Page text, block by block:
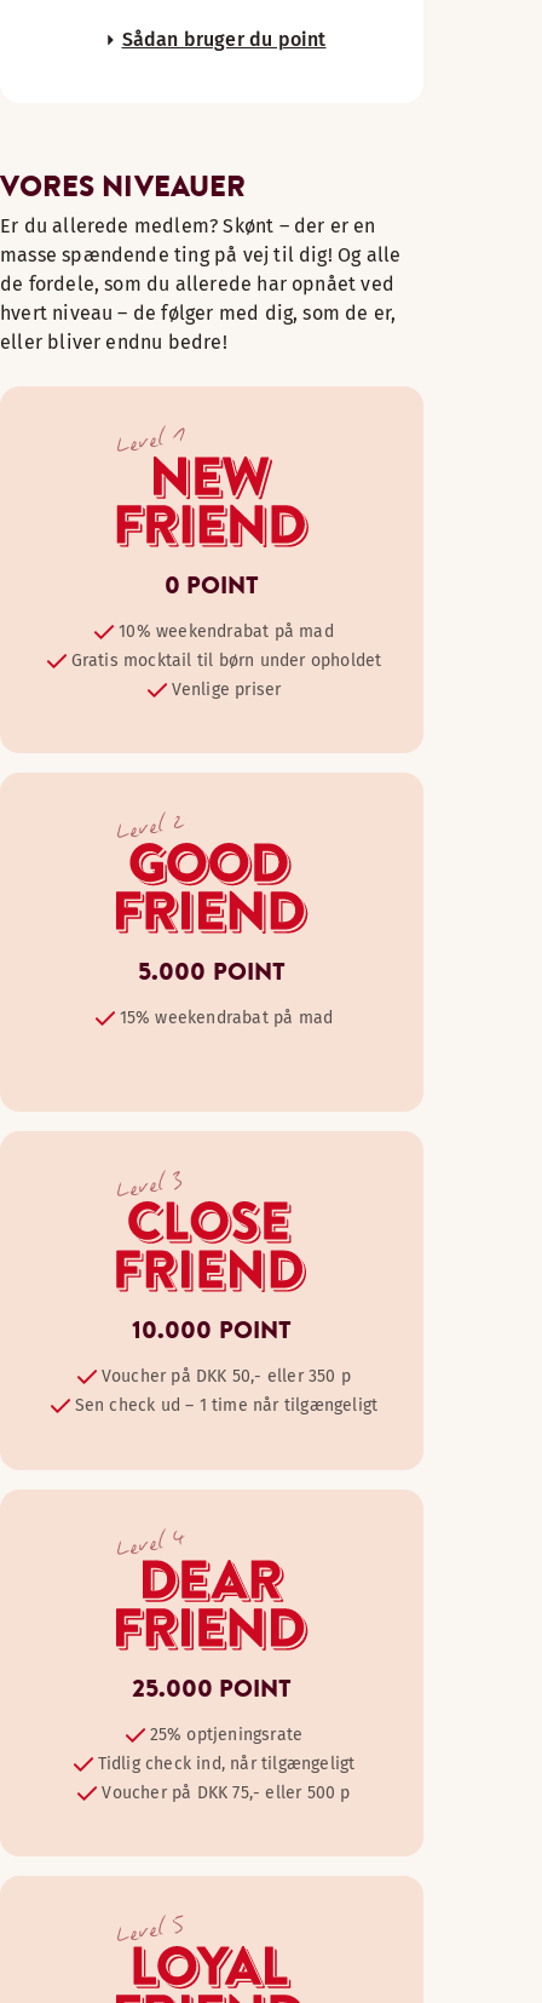
Sådan bruger du point
VORES NIVEAUER
Er du allerede medlem? Skønt – der er en
masse spændende ting på vej til dig! Og alle
de fordele, som du allerede har opnået ved
hvert niveau – de følger med dig, som de er,
eller bliver endnu bedre!
Level 1
0 POINT
10% weekendrabat på mad
Gratis mocktail til børn under opholdet
Venlige priser
Level 2
5.000 POINT
15% weekendrabat på mad
Level 3
10.000 POINT
Voucher på DKK 50,- eller 350 p
Sen check ud – 1 time når tilgængeligt
Level 4
25.000 POINT
25% optjeningsrate
Tidlig check ind, når tilgængeligt
Voucher på DKK 75,- eller 500 p
Level 5